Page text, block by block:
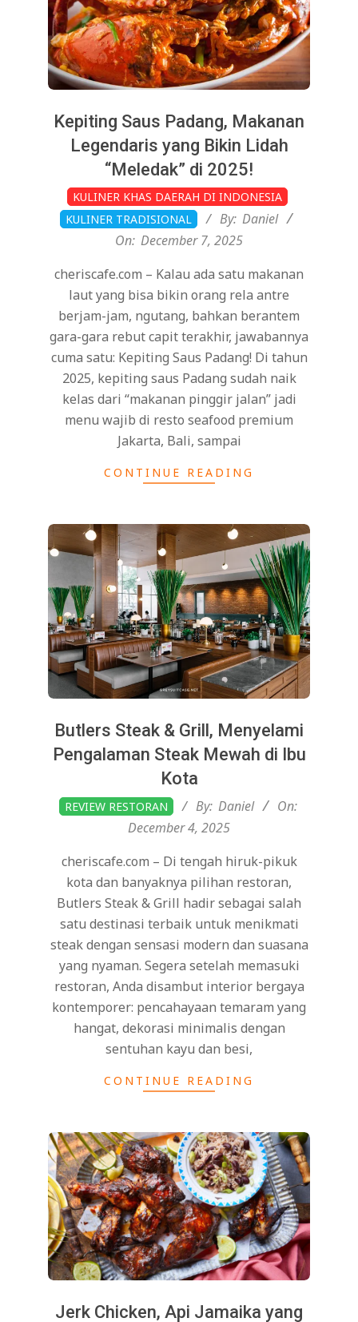
Kepiting Saus Padang, Makanan
Legendaris yang Bikin Lidah
“Meledak” di 2025!
2025-
12-
07
KULINER KHAS DAERAH DI INDONESIA
KULINER TRADISIONAL
By: Daniel
On: December 7, 2025
cheriscafe.com – Kalau ada satu makanan
laut yang bisa bikin orang rela antre
berjam-jam, ngutang, bahkan berantem
gara-gara rebut capit terakhir, jawabannya
cuma satu: Kepiting Saus Padang! Di tahun
2025, kepiting saus Padang sudah naik
kelas dari “makanan pinggir jalan” jadi
menu wajib di resto seafood premium
Jakarta, Bali, sampai
CONTINUE READING
Butlers Steak & Grill, Menyelami
Pengalaman Steak Mewah di Ibu
Kota
2025-
12-
REVIEW RESTORAN By: Daniel
On:
December 4, 2025
cheriscafe.com – Di tengah hiruk-pikuk
kota dan banyaknya pilihan restoran,
Butlers Steak & Grill hadir sebagai salah
satu destinasi terbaik untuk menikmati
steak dengan sensasi modern dan suasana
yang nyaman. Segera setelah memasuki
restoran, Anda disambut interior bergaya
kontemporer: pencahayaan temaram yang
hangat, dekorasi minimalis dengan
sentuhan kayu dan besi,
CONTINUE READING
Jerk Chicken, Api Jamaika yang